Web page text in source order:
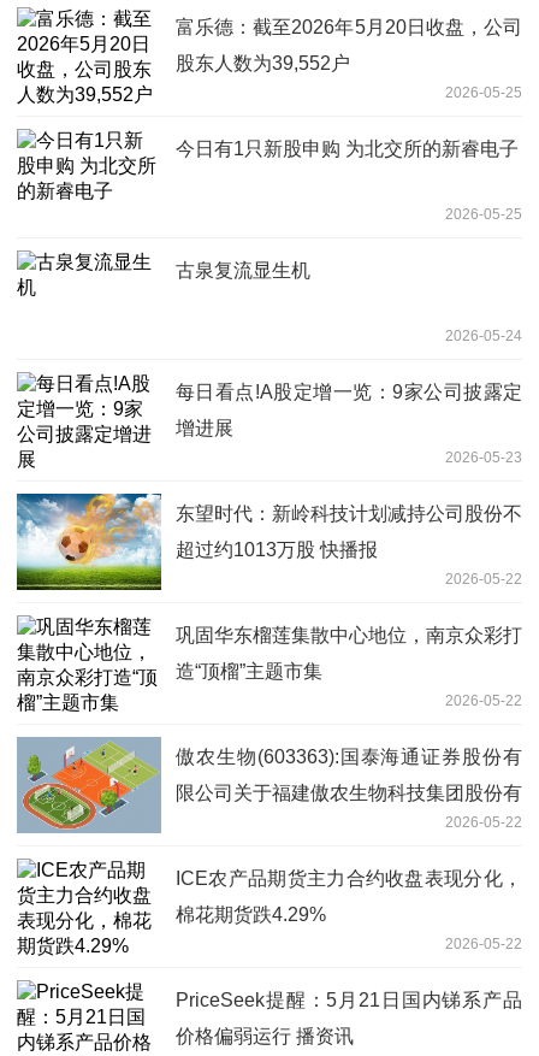
富乐德：截至2026年5月20日收盘，公司
股东人数为39,552户
2026-05-25
今日有1只新股申购 为北交所的新睿电子
2026-05-25
古泉复流显生机
2026-05-24
每日看点!A股定增一览：9家公司披露定
增进展
2026-05-23
东望时代：新岭科技计划减持公司股份不
超过约1013万股 快播报
2026-05-22
巩固华东榴莲集散中心地位，南京众彩打
造“顶榴”主题市集
2026-05-22
傲农生物(603363):国泰海通证券股份有
限公司关于福建傲农生物科技集团股份有
限公司部分限售股上市流通的核查意见|
焦点报道
2026-05-22
ICE农产品期货主力合约收盘表现分化，
棉花期货跌4.29%
2026-05-22
PriceSeek提醒：5月21日国内锑系产品
价格偏弱运行 播资讯